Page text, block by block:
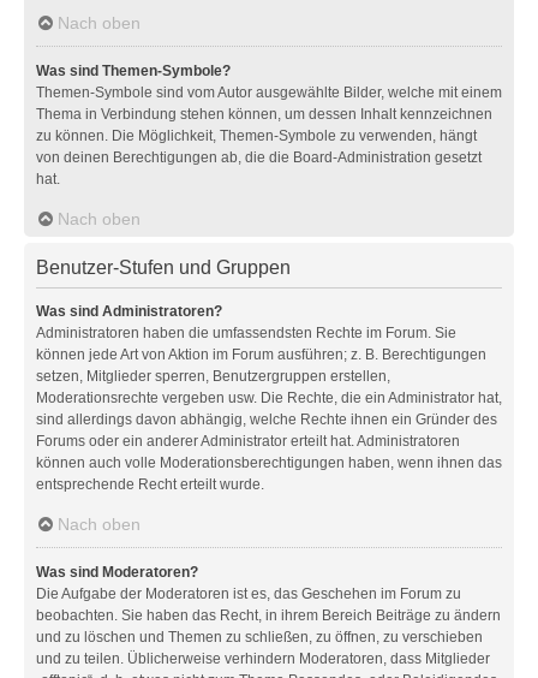
Nach oben
Was sind Themen-Symbole?
Themen-Symbole sind vom Autor ausgewählte Bilder, welche mit einem
Thema in Verbindung stehen können, um dessen Inhalt kennzeichnen
zu können. Die Möglichkeit, Themen-Symbole zu verwenden, hängt
von deinen Berechtigungen ab, die die Board-Administration gesetzt
hat.
Nach oben
Benutzer-Stufen und Gruppen
Was sind Administratoren?
Administratoren haben die umfassendsten Rechte im Forum. Sie
können jede Art von Aktion im Forum ausführen; z. B. Berechtigungen
setzen, Mitglieder sperren, Benutzergruppen erstellen,
Moderationsrechte vergeben usw. Die Rechte, die ein Administrator hat,
sind allerdings davon abhängig, welche Rechte ihnen ein Gründer des
Forums oder ein anderer Administrator erteilt hat. Administratoren
können auch volle Moderationsberechtigungen haben, wenn ihnen das
entsprechende Recht erteilt wurde.
Nach oben
Was sind Moderatoren?
Die Aufgabe der Moderatoren ist es, das Geschehen im Forum zu
beobachten. Sie haben das Recht, in ihrem Bereich Beiträge zu ändern
und zu löschen und Themen zu schließen, zu öffnen, zu verschieben
und zu teilen. Üblicherweise verhindern Moderatoren, dass Mitglieder